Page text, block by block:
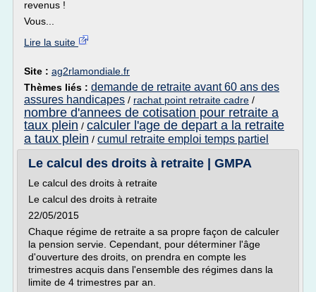
revenus !
Vous...
Lire la suite
Site : ag2rlamondiale.fr
Thèmes liés : demande de retraite avant 60 ans des
assures handicapes / rachat point retraite cadre /
nombre d'annees de cotisation pour retraite a
taux plein / calculer l'age de depart a la retraite
a taux plein / cumul retraite emploi temps partiel
Le calcul des droits à retraite | GMPA
Le calcul des droits à retraite
Le calcul des droits à retraite
22/05/2015
Chaque régime de retraite a sa propre façon de calculer
la pension servie. Cependant, pour déterminer l'âge
d'ouverture des droits, on prendra en compte les
trimestres acquis dans l'ensemble des régimes dans la
limite de 4 trimestres par an.